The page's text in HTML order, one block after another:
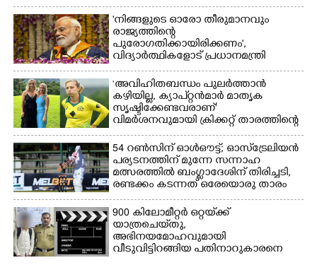
'നിങ്ങളുടെ ഓരോ തീരുമാനവും
രാജ്യത്തിന്റെ
പുരോഗതിക്കായിരിക്കണം',​
വിദ്യാർത്ഥികളോട് പ്രധാനമന്ത്രി
‘അവിഹിതബന്ധം പുലർത്താൻ
കഴിയില്ല,​ ക്യാപ്റ്റൻമാർ മാതൃക
സൃഷ്ടിക്കേണ്ടവരാണ്'
വിമർശനവുമായി ക്രിക്കറ്റ് താരത്തിന്റെ
ഭാര്യ
54 റൺസിന് ഓൾഔട്ട്; ഓസ്‌ട്രേലിയൻ
പര്യടനത്തിന് മുന്നേ സന്നാഹ
മത്സരത്തിൽ ബംഗ്ലാദേശിന് തിരിച്ചടി,
രണ്ടക്കം കടന്നത് ഒരേയൊരു താരം
900 കിലോമീറ്റർ ഒറ്റയ്‌ക്ക്
യാത്രചെ‌യ്‌തു,​
അഭിനയമോഹവുമായി
വീടുവിട്ടിറങ്ങിയ പതിനാറുകാരനെ